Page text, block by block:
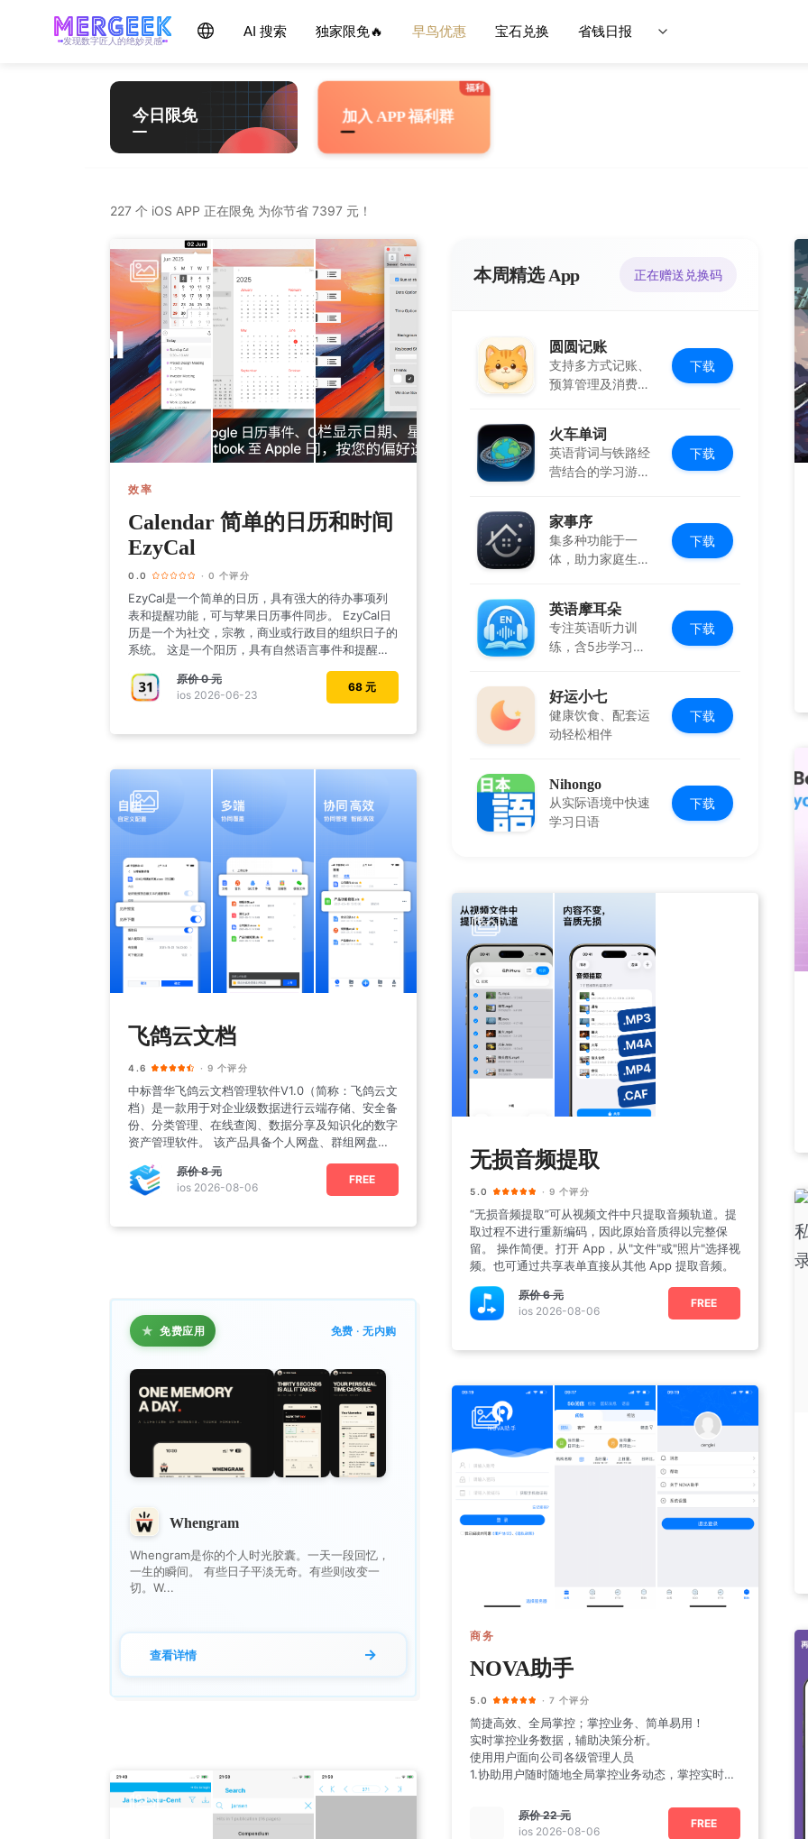
产品玩家 - mergeek.com
每天获取最新产品，优质应用信息
Follow - 产品限免情报
追踪应用游戏价格波动并提醒
发现数字匠人的绝妙灵感
AI 搜索 独家限免🔥 早鸟优惠 宝石兑换 省钱日报
今日限免 加入 APP 福利群
227 个 iOS APP 正在限免 为你节省 7397 元！
效率
Calendar 简单的日历和时间
EzyCal
0.0 · 0 个评分
EzyCal是一个简单的日历，具有强大的待办事项列
表和提醒功能，可与苹果日历事件同步。 EzyCal日
历是一个为社交，宗教，商业或行政目的组织日子的
系统。 这是一个阳历，具有自然语言事件和提醒创
原价0 元
ios 2026-06-23
68 元
本周精选 App 正在赠送兑换码
圆圆记账
支持多方式记账、
预算管理及消费复
下载
火车单词
英语背词与铁路经
营结合的学习游
下载
家事序
集多种功能于一
体，助力家庭生活
下载
英语摩耳朵
专注英语听力训
练，含5步学习法
下载
好运小七
健康饮食、配套运
动轻松相伴
下载
Nihongo
从实际语境中快速
学习日语
下载
飞鸽云文档
4.6 · 9 个评分
中标普华飞鸽云文档管理软件V1.0（简称：飞鸽云文
档）是一款用于对企业级数据进行云端存储、安全备
份、分类管理、在线查阅、数据分享及知识化的数字
资产管理软件。 该产品具备个人网盘、群组网盘、
原价8 元
ios 2026-08-06
FREE
无损音频提取
5.0 · 9 个评分
“无损音频提取”可从视频文件中只提取音频轨道。提
取过程不进行重新编码，因此原始音质得以完整保
留。 操作简便。打开 App，从"文件"或"照片"选择视
频。也可通过共享表单直接从其他 App 提取音频。
原价6 元
ios 2026-08-06
FREE
★ 免费应用 免费 · 无内购
Whengram
Whengram是你的个人时光胶囊。一天一段回忆，
一生的瞬间。 有些日子平淡无奇。有些则改变一
切。W...
查看详情 →
商务
NOVA助手
5.0 · 7 个评分
简捷高效、全局掌控；掌控业务、简单易用！
实时掌控业务数据，辅助决策分析。
使用用户面向公司各级管理人员
1.协助用户随时随地全局掌控业务动态，掌控实时业
原价22 元
ios 2026-08-06
FREE